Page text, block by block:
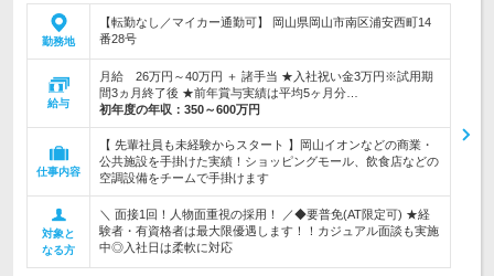
勤務地
【転勤なし／マイカー通勤可】 岡山県岡山市南区浦安西町14
番28号
給与
月給 26万円～40万円 ＋ 諸手当 ★入社祝い金3万円※試用期
間3ヵ月終了後 ★前年賞与実績は平均5ヶ月分…
初年度の年収： 350～600万円
仕事内容
【 先輩社員も未経験からスタート 】岡山イオンなどの商業・
公共施設を手掛けた実績！ショッピングモール、飲食店などの
空調設備をチームで手掛けます
対象と
なる方
＼ 面接1回！人物面重視の採用！ ／◆要普免(AT限定可) ★経
験者・有資格者は最大限優遇します！！カジュアル面談も実施
中◎入社日は柔軟に対応